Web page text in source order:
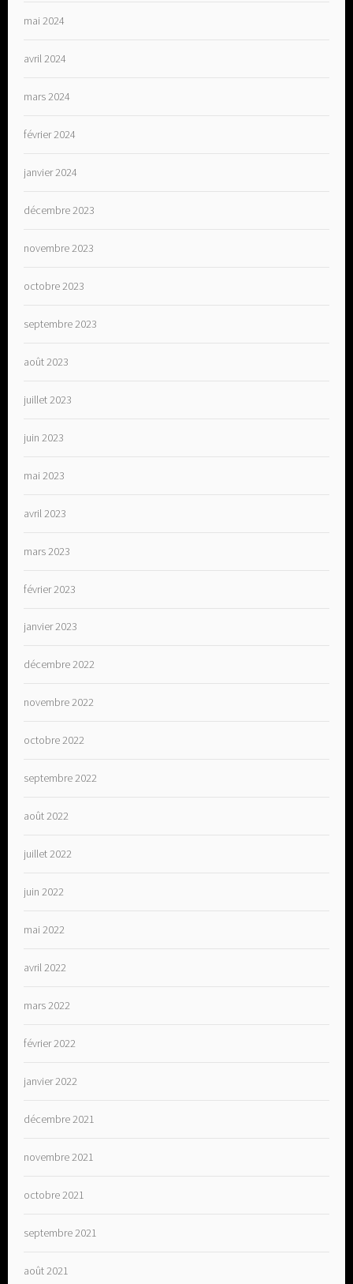
mai 2024
avril 2024
mars 2024
février 2024
janvier 2024
décembre 2023
novembre 2023
octobre 2023
septembre 2023
août 2023
juillet 2023
juin 2023
mai 2023
avril 2023
mars 2023
février 2023
janvier 2023
décembre 2022
novembre 2022
octobre 2022
septembre 2022
août 2022
juillet 2022
juin 2022
mai 2022
avril 2022
mars 2022
février 2022
janvier 2022
décembre 2021
novembre 2021
octobre 2021
septembre 2021
août 2021